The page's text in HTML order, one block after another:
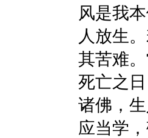
风是我
人放生
其苦难
死亡之
诸佛，
应当学